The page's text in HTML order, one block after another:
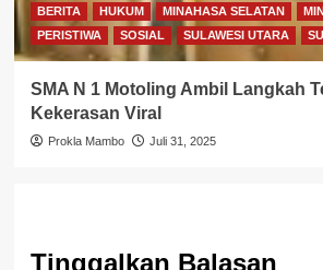
BERITA HUKUM MINAHASA SELATAN
PERISTIWA
SOSIAL SULAWESI UTARA
SMA N 1 Motoling Ambil Langkah
Kekerasan Viral
Prokla Mambo Juli 31, 2025
Tinggalkan Balasan